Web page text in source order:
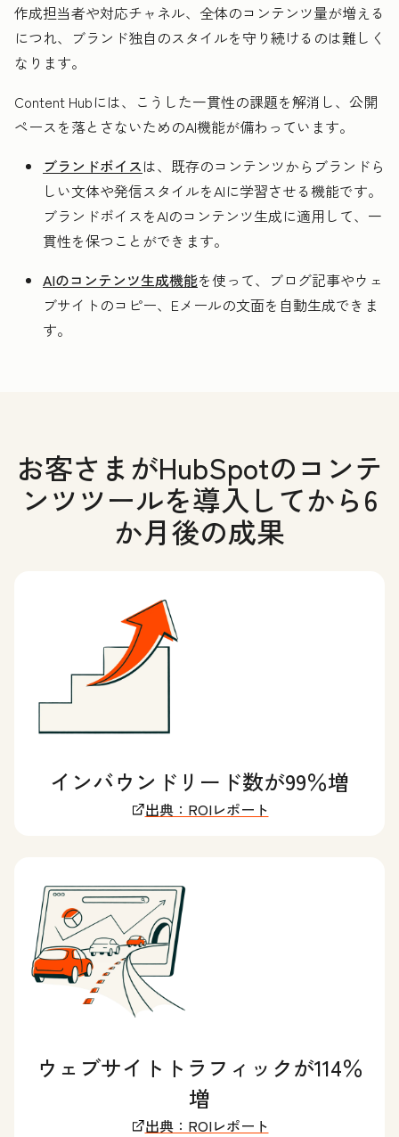
作成担当者や対応チャネル、全体のコンテンツ量が増える
につれ、ブランド独自のスタイルを守り続けるのは難しく
なります。
Content Hubには、こうした一貫性の課題を解消し、公開
ペースを落とさないためのAI機能が備わっています。
ブランドボイスは、既存のコンテンツからブランドら
しい文体や発信スタイルをAIに学習させる機能です。
ブランドボイスをAIのコンテンツ生成に適用して、一
貫性を保つことができます。
AIのコンテンツ生成機能を使って、ブログ記事やウェ
ブサイトのコピー、Eメールの文面を自動生成できま
す。
お客さまがHubSpotのコンテ
ンツツールを導入してから6
か月後の成果
インバウンドリード数が99％増
出典：ROIレポート
ウェブサイトトラフィックが114％
増
出典：ROIレポート